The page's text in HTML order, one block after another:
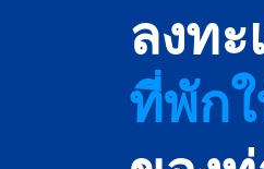
ลงทะ
โรงแ
ที่พัก